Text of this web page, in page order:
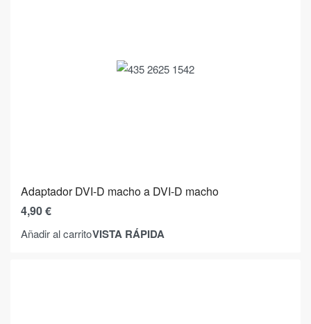
Adaptador DVI-D macho a DVI-D macho
4,90€
Añadir al carritoVISTA RÁPIDA